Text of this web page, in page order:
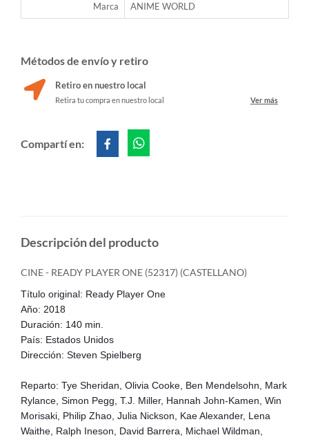
Marca ANIME WORLD
Métodos de envío y retiro
Retiro en nuestro local
Retira tu compra en nuestro local Ver más
Compartí en:
Descripción del producto
CINE - READY PLAYER ONE (52317) (CASTELLANO)
Título original: Ready Player One
Año: 2018
Duración: 140 min.
País: Estados Unidos
Dirección: Steven Spielberg
Reparto: Tye Sheridan, Olivia Cooke, Ben Mendelsohn, Mark
Rylance, Simon Pegg, T.J. Miller, Hannah John-Kamen, Win
Morisaki, Philip Zhao, Julia Nickson, Kae Alexander, Lena
Waithe, Ralph Ineson, David Barrera, Michael Wildman,